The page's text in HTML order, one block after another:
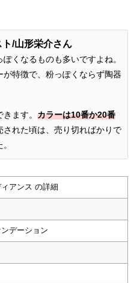
ト/山形栄介さん
くなるものも多いですよね。
特徴で、粉っぽくならず陶器
ます。 カラーは10番か20番
された頃は、売り切ればかりで
アンス の詳細
デーション